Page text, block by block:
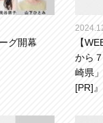
グ開幕
【
から
崎県
[PR]』